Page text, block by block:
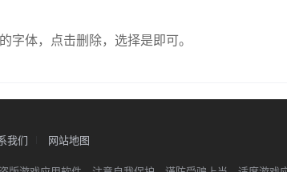
字体，点击删除，选择是即可。
我们 网站地图